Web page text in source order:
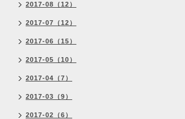
2017-08（12）
2017-07（12）
2017-06（15）
2017-05（10）
2017-04（7）
2017-03（9）
2017-02（6）